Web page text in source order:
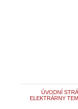
ÚVODNÍ
ELEKTRÁRNY